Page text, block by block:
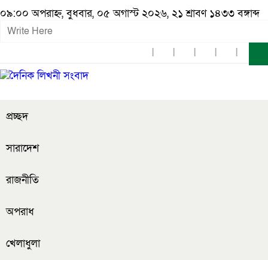
০৯:০০ অপরাহ্ন, বুধবার, ০৫ অগাস্ট ২০২৬, ২১ শ্রাবণ ১৪৩৩ বঙ্গাব্দ
প্রচ্ছদ
সারাদেশ
রাজনীতি
অপরাধ
খেলাধুলা